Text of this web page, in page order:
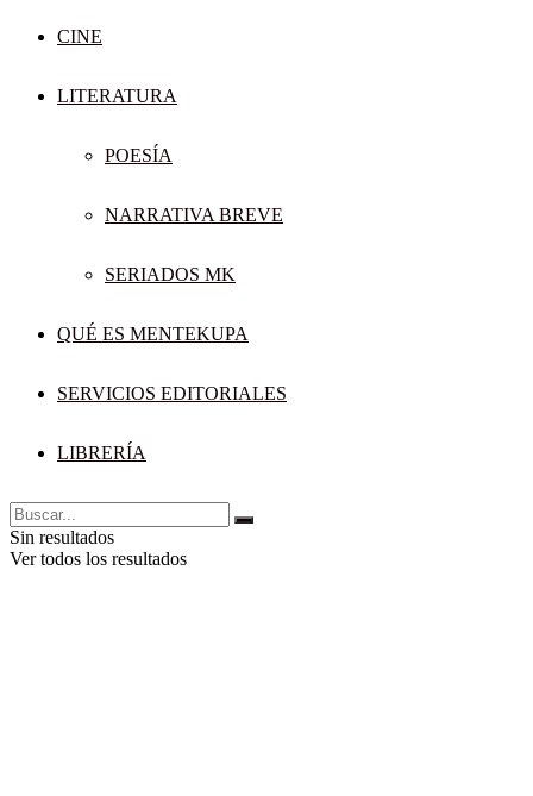
CINE
LITERATURA
POESÍA
NARRATIVA BREVE
SERIADOS MK
QUÉ ES MENTEKUPA
SERVICIOS EDITORIALES
LIBRERÍA
Sin resultados
Ver todos los resultados